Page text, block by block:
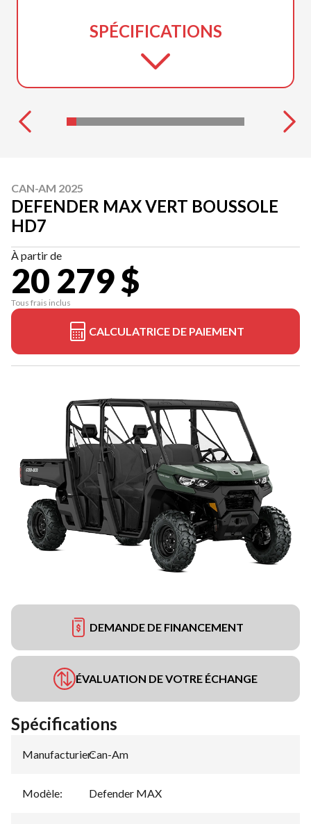
SPÉCIFICATIONS
CAN-AM 2025
DEFENDER MAX VERT BOUSSOLE
HD7
À partir de
20 279 $
Tous frais inclus
CALCULATRICE DE PAIEMENT
DEMANDE DE FINANCEMENT
ÉVALUATION DE VOTRE ÉCHANGE
Spécifications
Manufacturier:
Can-Am
Modèle: Defender MAX